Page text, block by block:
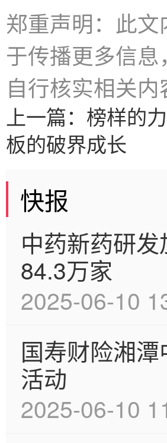
郑重声明：此
于传播更多信
自行核实相关内
上一篇： 榜样的
板的破界成长
快报
中药新药研
84.3万家
2025-06-10
国寿财险湘
活动
2025-06-10